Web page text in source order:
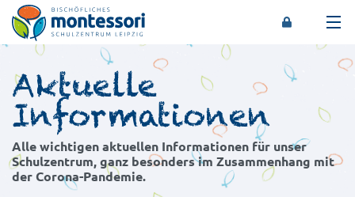
Montessori-Schulzentrum Leipzig
Aktuelle
Informationen
Alle wichtigen aktuellen Informationen für unser
Schulzentrum, ganz besonders im Zusammenhang mit
der Corona-Pandemie.